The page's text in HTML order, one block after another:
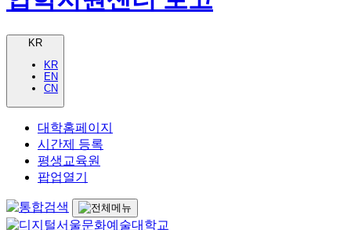
KR
KR
EN
CN
대학홈페이지
시간제 등록
평생교육원
팝업열기